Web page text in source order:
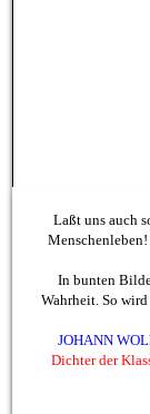
Laßt uns auch
In bunten
Wahrheit. So
JOHANN
Dichter der